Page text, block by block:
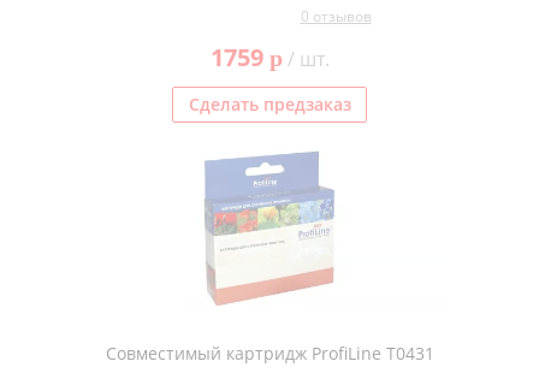
0 отзывов
1759 p/ шт.
Сделать предзаказ
Совместимый картридж ProfiLine T0431